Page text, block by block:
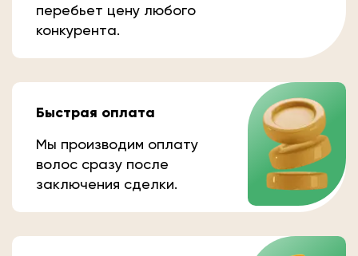
перебьет цену любого
конкурента.
Быстрая оплата
Мы производим оплату
волос сразу после
заключения сделки.